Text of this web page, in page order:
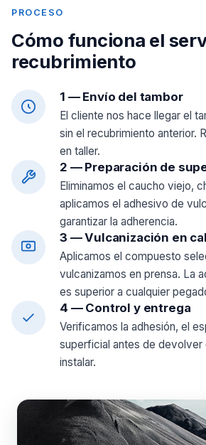
PROCESO
Cómo funciona el
recubrimiento
1 — Envío del tambor
El cliente nos hace llegar el
sin el recubrimiento anterior.
en taller.
2 — Preparación de
Eliminamos el caucho viejo,
aplicamos el adhesivo de
garantizar la adherencia.
3 — Vulcanización en
Aplicamos el compuesto
vulcanizamos en prensa. La
es superior a cualquier
4 — Control y entrega
Verificamos la adhesión, el
superficial antes de devolver
instalar.